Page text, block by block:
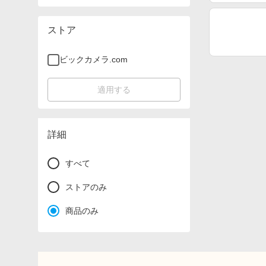
ストア
ビックカメラ.com
適用する
詳細
すべて
ストアのみ
商品のみ